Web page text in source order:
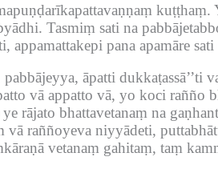
kuṭṭhaṃ.
Tasmiṃ sati na
pana apamāre
āpatti dukkaṭassā’’ti
vā appatto vā, yo koci rañño
rājato bhattavetanaṃ na
raññoyeva niyyādeti,
vetanaṃ gahitaṃ, taṃ